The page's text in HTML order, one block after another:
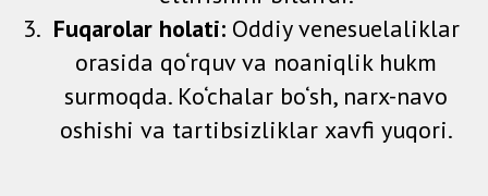
Fuqarolar holati:Oddiy venesuelaliklar
orasida qo‘rquv va noaniqlik hukm
surmoqda. Ko‘chalar bo‘sh, narx-navo
oshishi va tartibsizliklar xavfi yuqori.